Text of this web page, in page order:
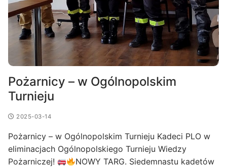
Pożarnicy – w Ogólnopolskim
Turnieju
2025-03-14
Pożarnicy – w Ogólnopolskim Turnieju Kadeci PLO w
eliminacjach Ogólnopolskiego Turnieju Wiedzy
Pożarniczej!
NOWY TARG. Siedemnastu kadetów